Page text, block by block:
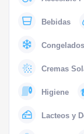
Bebidas
Congelados
Cremas
Higiene
Lacteos y